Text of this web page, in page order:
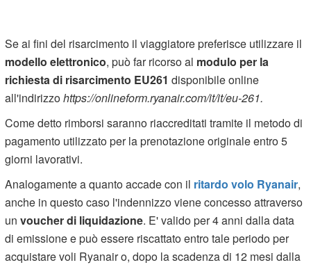
Se ai fini del risarcimento il viaggiatore preferisce utilizzare il
modello elettronico, può far ricorso al modulo per la
richiesta di risarcimento EU261 disponibile online
all'indirizzohttps://onlineform.ryanair.com/it/it/eu-261.
Come detto rimborsi saranno riaccreditati tramite il metodo di
pagamento utilizzato per la prenotazione originale entro 5
giorni lavorativi.
Analogamente a quanto accade con il ritardo volo Ryanair,
anche in questo caso l'indennizzo viene concesso attraverso
unvoucher di liquidazione. E' valido per 4 anni dalla data
di emissione e può essere riscattato entro tale periodo per
acquistare voli Ryanair o, dopo la scadenza di 12 mesi dalla